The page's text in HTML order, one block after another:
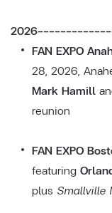
FAN EXPO
28, 2026,
Mark Hamill
reunion
FAN EXPO
featuring
plus Smallville